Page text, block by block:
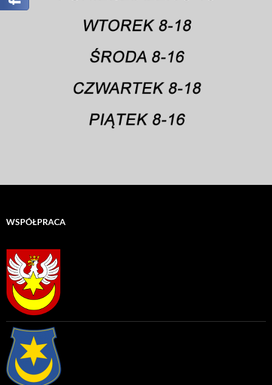
WSPÓŁPRACA